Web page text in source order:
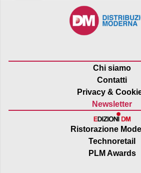
Chi siamo
Contatti
Privacy &
Newsletter
Ristorazione
Technoretail
PLM Awards